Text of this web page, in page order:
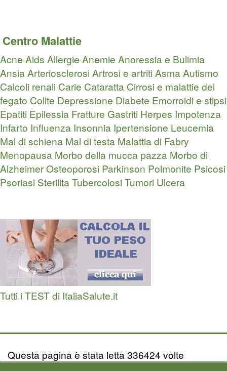
Centro Malattie
Acne Aids Allergie Anemie Anoressia e Bulimia
AnsiaArteriosclerosiArtrosi e artritiAsmaAutismo
Calcoli renali Carie Cataratta Cirrosi e malattie del
fegato Colite Depressione Diabete Emorroidi e stipsi
Epatiti Epilessia Fratture Gastriti Herpes Impotenza
Infarto Influenza Insonnia Ipertensione Leucemia
Mal di schiena Mal di testa Malattia di Fabry
Menopausa Morbo della mucca pazza Morbo di
AlzheimerOsteoporosi Parkinson Polmonite Psicosi
Psoriasi SterilitaTubercolosiTumori Ulcera
Tutti i TEST di ItaliaSalute.it
Questa pagina è stata letta 336424 volte